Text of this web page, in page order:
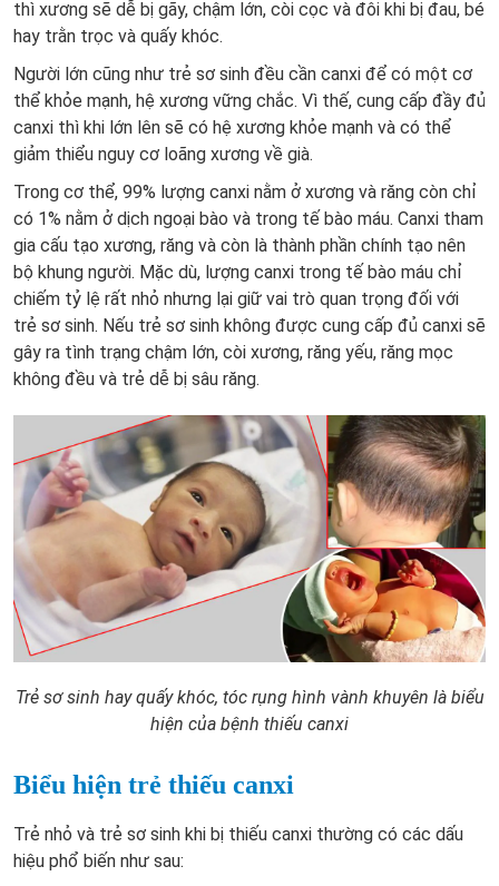
thì xương sẽ dễ bị gãy, chậm lớn, còi cọc và đôi khi bị đau, bé
hay trằn trọc và quấy khóc.
Người lớn cũng như trẻ sơ sinh đều cần canxi để có một cơ
thể khỏe mạnh, hệ xương vững chắc. Vì thế, cung cấp đầy đủ
canxi thì khi lớn lên sẽ có hệ xương khỏe mạnh và có thể
giảm thiểu nguy cơ loãng xương về già.
Trong cơ thể, 99% lượng canxi nằm ở xương và răng còn chỉ
có 1% nằm ở dịch ngoại bào và trong tế bào máu. Canxi tham
gia cấu tạo xương, răng và còn là thành phần chính tạo nên
bộ khung người. Mặc dù, lượng canxi trong tế bào máu chỉ
chiếm tỷ lệ rất nhỏ nhưng lại giữ vai trò quan trọng đối với
trẻ sơ sinh. Nếu trẻ sơ sinh không được cung cấp đủ canxi sẽ
gây ra tình trạng chậm lớn, còi xương, răng yếu, răng mọc
không đều và trẻ dễ bị sâu răng.
Trẻ sơ sinh hay quấy khóc, tóc rụng hình vành khuyên là biểu
hiện của bệnh thiếu canxi
Biểu hiện trẻ thiếu canxi
Trẻ nhỏ và trẻ sơ sinh khi bị thiếu canxi thường có các dấu
hiệu phổ biến như sau: